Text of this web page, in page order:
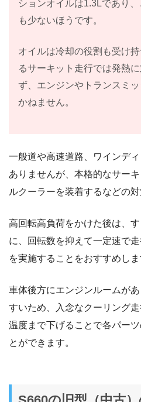
ションオイルは1.3Lであり
も少ないほうです。
オイルは冷却の役割も受け
るサーキット走行では発熱
ず、エンジンやトランスミ
かねません。
一般道や高速道路、ワインデ
ありませんが、本格的なサー
ルクーラーを装着するなどの
高回転高負荷をかけた後は、
に、回転数を抑えて一定速で
を実施することをおすすめしま
車体後方にエンジンルームが
すいため、入念なクーリング
温度まで下げることで各パー
とができます。